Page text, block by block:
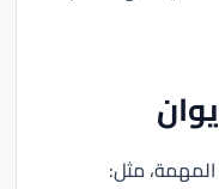
المهمة، مثل: